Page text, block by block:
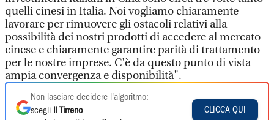
quelli cinesi in Italia. Noi vogliamo chiaramente
lavorare per rimuovere gli ostacoli relativi alla
possibilità dei nostri prodotti di accedere al mercato
cinese e chiaramente garantire parità di trattamento
per le nostre imprese. C'è da questo punto di vista
ampia convergenza e disponibilità".
Non lasciare decidere l'algoritmo:
scegli
Il Tirreno
CLICCA QUI